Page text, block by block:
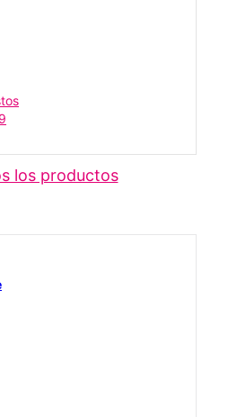
los productos